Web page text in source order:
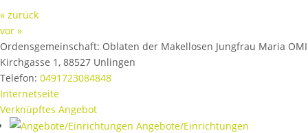
« zurück
vor »
Ordensgemeinschaft: Oblaten der Makellosen Jungfrau Maria OMI
Kirchgasse 1, 88527 Unlingen
Telefon: 0491723084848
Internetseite
Verknüpftes Angebot
Angebote/Einrichtungen